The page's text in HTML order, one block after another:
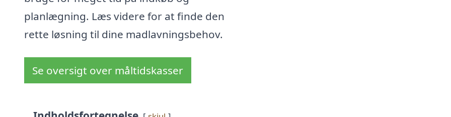
planlægning. Læs videre for at finde den
rette løsning til dine madlavningsbehov.
Se oversigt over måltidskasser